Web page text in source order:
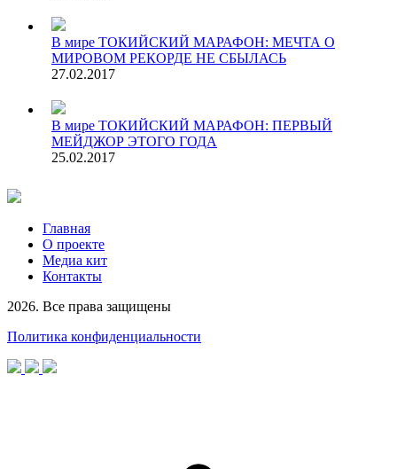
В мире ТОКИЙСКИЙ МАРАФОН: МЕЧТА О
МИРОВОМ РЕКОРДЕ НЕ СБЫЛАСЬ
27.02.2017
В мире ТОКИЙСКИЙ МАРАФОН: ПЕРВЫЙ
МЕЙДЖОР ЭТОГО ГОДА
25.02.2017
Главная
О проекте
Медиа кит
Контакты
2026. Все права защищены
Политика конфиденциальности